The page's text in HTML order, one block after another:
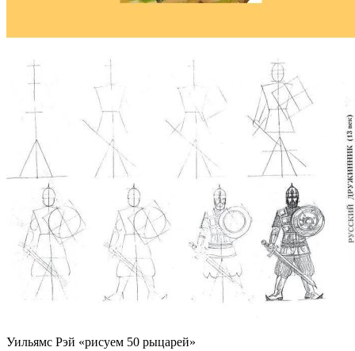
Уильямс Рэй «рисуем 50 рыцарей»